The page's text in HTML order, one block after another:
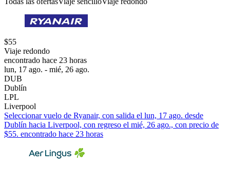
$55
Viaje redondo
encontrado hace 23 horas
lun, 17 ago. - mié, 26 ago.
DUB
Dublín
LPL
Liverpool
Seleccionar vuelo de Ryanair, con salida el lun, 17 ago. desde
Dublín hacia Liverpool, con regreso el mié, 26 ago., con precio de
$55. encontrado hace 23 horas